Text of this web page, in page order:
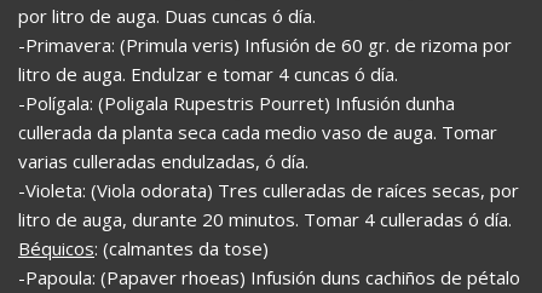
por litro de auga. Duas cuncas ó día.
-Primavera: (Primula veris) Infusión de 60 gr. de rizoma por
litro de auga. Endulzar e tomar 4 cuncas ó día.
-Polígala: (Poligala Rupestris Pourret) Infusión dunha
cullerada da planta seca cada medio vaso de auga. Tomar
varias culleradas endulzadas, ó día.
-Violeta: (Viola odorata) Tres culleradas de raíces secas, por
litro de auga, durante 20 minutos. Tomar 4 culleradas ó día.
Béquicos: (calmantes da tose)
-Papoula: (Papaver rhoeas) Infusión duns cachiños de pétalo